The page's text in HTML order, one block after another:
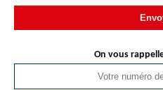
On vous